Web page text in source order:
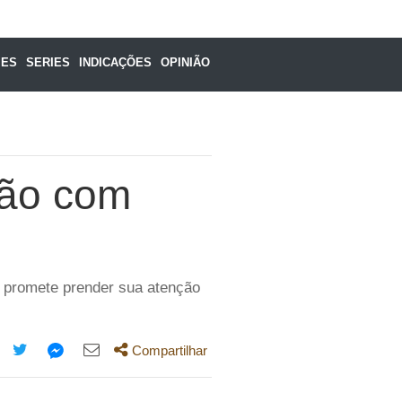
SERIES INDICAÇÕES OPINIÃO
com
prender sua atenção
Compartilhe
Compartilhe
Compartilhe
Compartilhar